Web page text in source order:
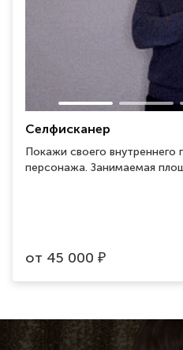
Селфисканер
Покажи своего внутреннего
персонажа. Занимаемая
от 45 000 ₽